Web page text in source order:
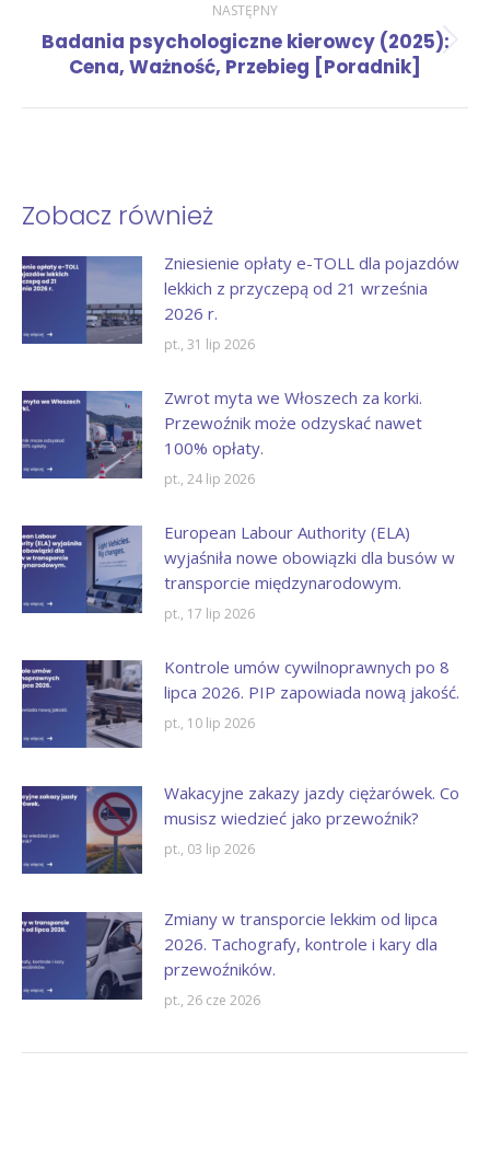
NASTĘPNY
Następny
wpis:
Badania psychologiczne kierowcy (2025):
Cena, Ważność, Przebieg [Poradnik]
Zobacz również
Zniesienie opłaty e-TOLL dla pojazdów
lekkich z przyczepą od 21 września
2026 r.
pt., 31 lip 2026
Zwrot myta we Włoszech za korki.
Przewoźnik może odzyskać nawet
100% opłaty.
pt., 24 lip 2026
European Labour Authority (ELA)
wyjaśniła nowe obowiązki dla busów w
transporcie międzynarodowym.
pt., 17 lip 2026
Kontrole umów cywilnoprawnych po 8
lipca 2026. PIP zapowiada nową jakość.
pt., 10 lip 2026
Wakacyjne zakazy jazdy ciężarówek. Co
musisz wiedzieć jako przewoźnik?
pt., 03 lip 2026
Zmiany w transporcie lekkim od lipca
2026. Tachografy, kontrole i kary dla
przewoźników.
pt., 26 cze 2026